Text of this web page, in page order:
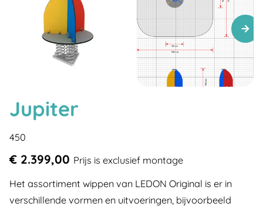
Jupiter
450
€ 2.399,00 Prijs is exclusief montage
Het assortiment wippen van LEDON Original is er in
verschillende vormen en uitvoeringen, bijvoorbeeld